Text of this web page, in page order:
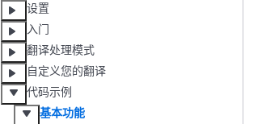
设置
入门
翻译处理模式
自定义您的翻译
代码示例
基本功能